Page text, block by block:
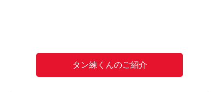
タン練くんのご紹介